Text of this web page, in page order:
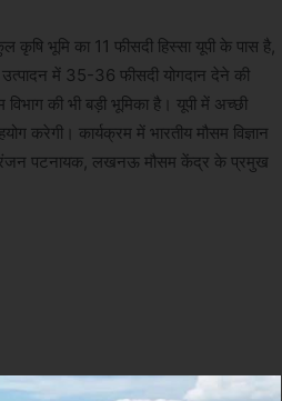
भूमि का 11 फीसदी हिस्सा यूपी के पास है,
में 35-36 फीसदी योगदान देने की
की भी बड़ी भूमिका है। यूपी में अच्छी
करेगी। कार्यक्रम में भारतीय मौसम विज्ञान
रंजन पटनायक, लखनऊ मौसम केंद्र के प्रमुख